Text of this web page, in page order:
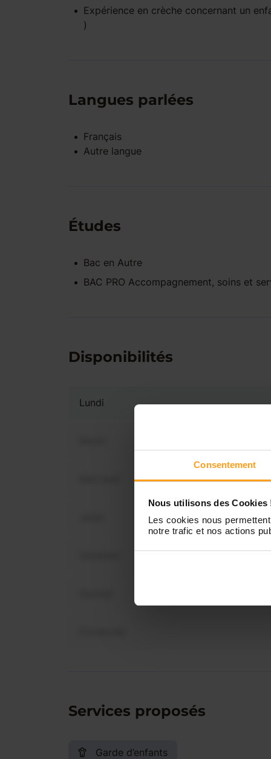
Consentement
Nous utilisons des Cookies
Les cookies nous
notre trafic et nos actions
Expérience en crècheconcernant un
)
Langues parlées
Français
Autre langue
Études
Bac en Autre
BAC PRO Accompagnement, soins et
Disponibilités
Lundi
Services proposés
Garde d’enfants